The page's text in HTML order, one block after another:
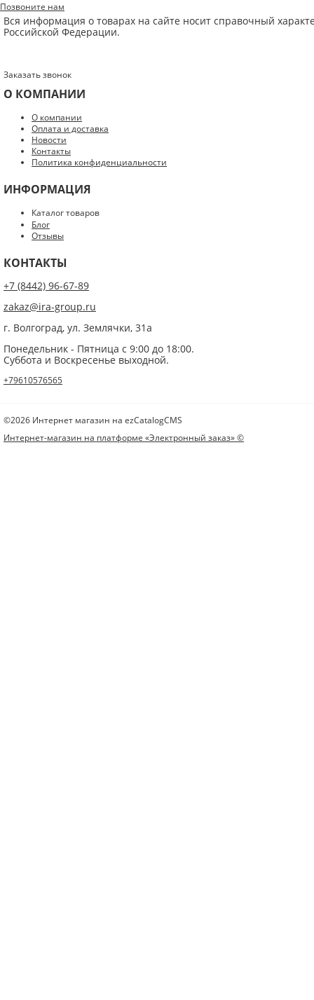
Введите код с картинки:
Я даю согласие на обработку моих персональных данных
Нажатием на кнопку «Опубликовать» я даю свое согласие на обработку
персональных данных в соответствии с
Позвоните нам
Вся информация о товарах на сайте носит справочный
Российской Федерации.
Заказать звонок
О КОМПАНИИ
О компании
Оплата и доставка
Новости
Контакты
Политика конфиденциальности
ИНФОРМАЦИЯ
Каталог товаров
Блог
Отзывы
КОНТАКТЫ
+7 (8442) 96-67-89
zakaz@ira-group.ru
г. Волгоград, ул. Землячки, 31а
Понедельник - Пятница с 9:00 до 18:00.
Суббота и Воскресенье выходной.
+79610576565
©2026 Интернет магазин на ezCatalogCMS
Интернет-магазин на платформе «Электронный заказ» ©